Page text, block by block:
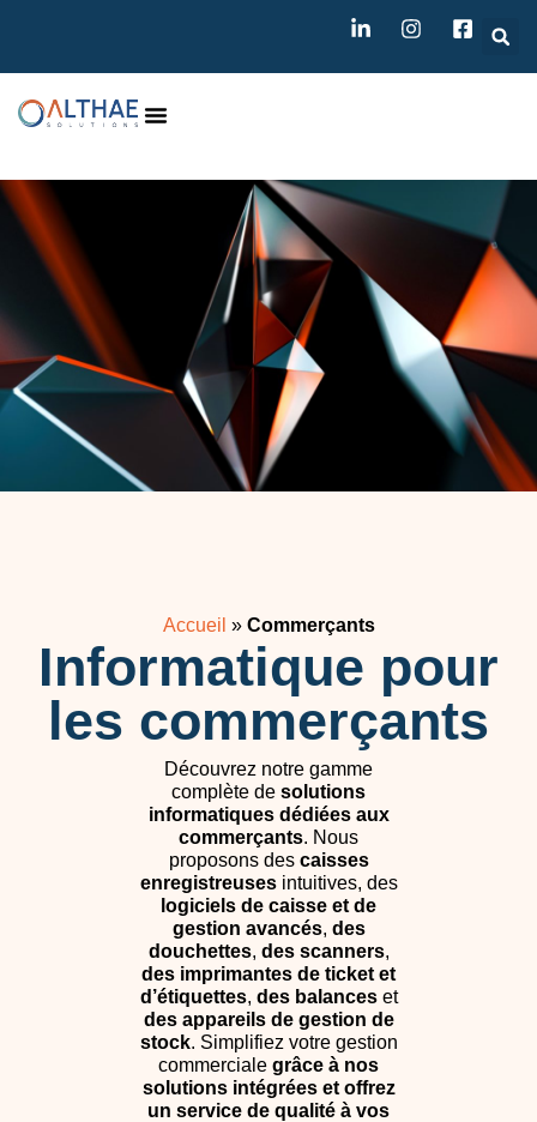
Accueil » Commerçants
Informatique pour
les commerçants
Découvrez notre gamme
complète de solutions
informatiques dédiées aux
commerçants. Nous
proposons des caisses
enregistreusesintuitives, des
logiciels de caisse et de
gestion avancés, des
douchettes, des scanners,
des imprimantes de ticket et
d’étiquettes, des balanceset
des appareils de gestion de
stock. Simplifiez votre gestion
commerciale grâce à nos
solutions intégrées et offrez
un service de qualité à vos